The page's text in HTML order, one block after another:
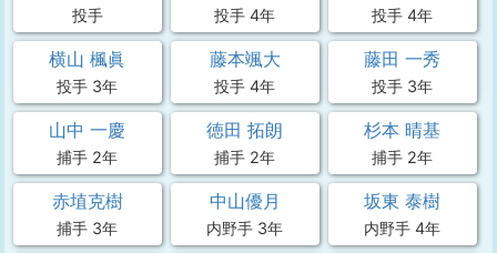
投手 投手 4年 投手 4年
横山 楓眞
投手 3年
藤本颯大
投手 4年
藤田 一秀
投手 3年
山中 一慶
捕手 2年
徳田 拓朗
捕手 2年
杉本 晴基
捕手 2年
赤埴克樹
捕手 3年
中山優月
内野手 3年
坂東 泰樹
内野手 4年